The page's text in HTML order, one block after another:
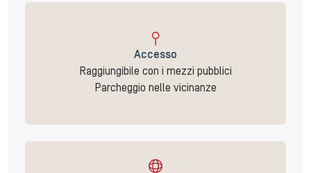
Accesso
Raggiungibile con i mezzi pubblici
Parcheggio nelle vicinanze